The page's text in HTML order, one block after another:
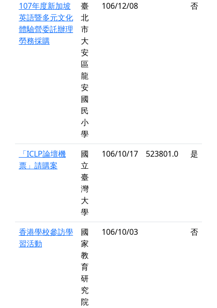
107年度新加坡
英語暨多元文化
體驗營委託辦理
勞務採購
臺
北
市
大
安
區
龍
安
國
民
小
學
106/12/08 否
「ICLP論壇機
票」請購案
國
立
臺
灣
大
學
106/10/17 523801.0 是
香港學校參訪學
習活動
國
家
教
育
研
究
院
106/10/03 否